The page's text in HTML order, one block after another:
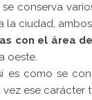
conserva
la ciudad,
con el área
oeste.
es como se
ese carácter